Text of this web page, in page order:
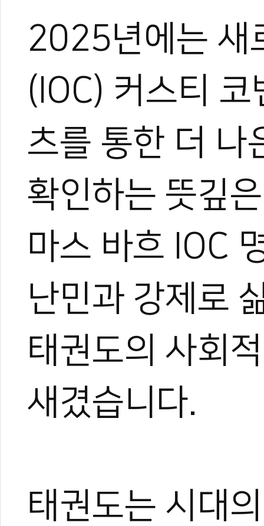
2025년에는 새
(IOC) 커스티
츠를 통한 더 나
확인하는 뜻깊
마스 바흐 IOC
난민과 강제로
태권도의 사회
새겼습니다.
태권도는 시대